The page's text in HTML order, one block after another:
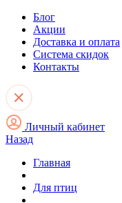
Блог
Акции
Доставка и оплата
Система скидок
Контакты
Личный кабинет
Назад
Главная
Для птиц